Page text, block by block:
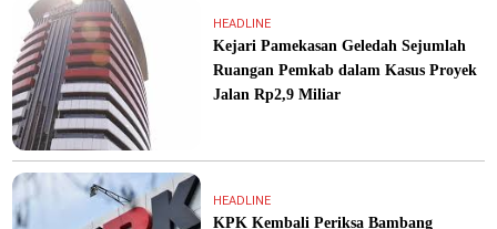
HEADLINE
Kejari Pamekasan Geledah Sejumlah
Ruangan Pemkab dalam Kasus Proyek
Jalan Rp2,9 Miliar
HEADLINE
KPK Kembali Periksa Bambang